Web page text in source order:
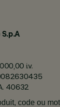
i.v.
40632